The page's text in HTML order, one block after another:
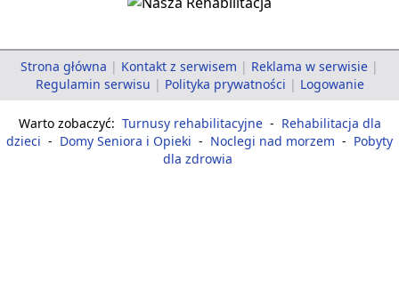
Strona główna | Kontakt z serwisem | Reklama w serwisie |
Regulamin serwisu | Polityka prywatności | Logowanie
Warto zobaczyć: Turnusy rehabilitacyjne - Rehabilitacja dla
dzieci - Domy Seniora i Opieki - Noclegi nad morzem - Pobyty
dla zdrowia